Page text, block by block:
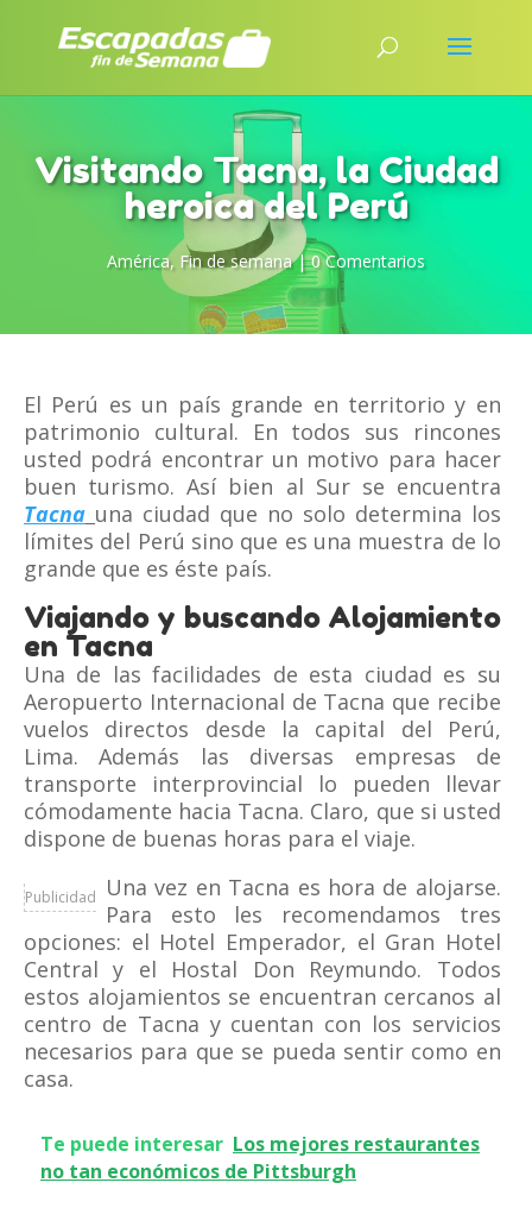
Visitando Tacna, la Ciudad
heroica del Perú
América, Fin de semana|0 Comentarios
El Perú es un país grande en territorio y en
patrimonio cultural. En todos sus rincones
usted podrá encontrar un motivo para hacer
buen turismo. Así bien al Sur se encuentra
Tacna una ciudad que no solo determina los
límites del Perú sino que es una muestra de lo
grande que es éste país.
Viajando y buscando Alojamiento
en Tacna
Una de las facilidades de esta ciudad es su
Aeropuerto Internacional de Tacna que recibe
vuelos directos desde la capital del Perú,
Lima. Además las diversas empresas de
transporte interprovincial lo pueden llevar
cómodamente hacia Tacna. Claro, que si usted
dispone de buenas horas para el viaje.
Publicidad
Una vez en Tacna es hora de alojarse.
Para esto les recomendamos tres
opciones: el Hotel Emperador, el Gran Hotel
Central y el Hostal Don Reymundo. Todos
estos alojamientos se encuentran cercanos al
centro de Tacna y cuentan con los servicios
necesarios para que se pueda sentir como en
casa.
Te puede interesar Los mejores restaurantes
no tan económicos de Pittsburgh